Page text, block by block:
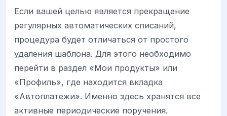
Если вашей целью является прекращение
регулярных автоматических списаний,
процедура будет отличаться от простого
удаления шаблона. Для этого необходимо
перейти в раздел «Мои продукты» или
«Профиль», где находится вкладка
«Автоплатежи». Именно здесь хранятся все
активные периодические поручения.